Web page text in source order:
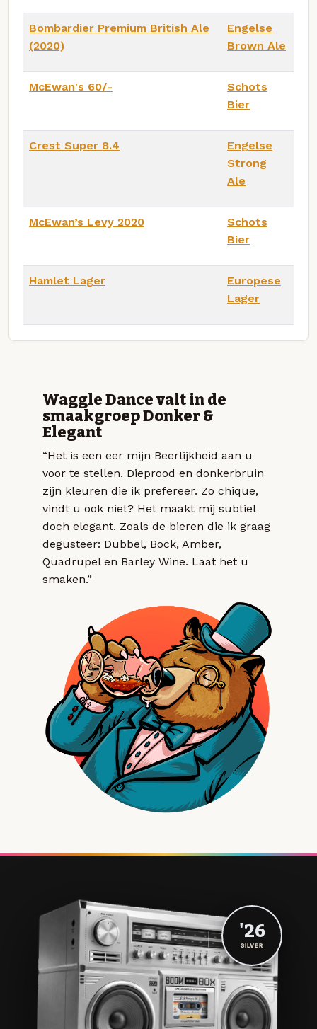
Bombardier Premium British Ale
(2020)
Engelse
Brown Ale
McEwan's 60/-
Schots
Bier
Crest Super 8.4
Engelse
Strong
Ale
McEwan’s Levy 2020
Schots
Bier
Hamlet Lager
Europese
Lager
Waggle Dance valt in de
smaakgroep Donker &
Elegant
“Het is een eer mijn Beerlijkheid aan u
voor te stellen. Dieprood en donkerbruin
zijn kleuren die ik prefereer. Zo chique,
vindt u ook niet? Het maakt mij subtiel
doch elegant. Zoals de bieren die ik graag
degusteer: Dubbel, Bock, Amber,
Quadrupel en Barley Wine. Laat het u
smaken.”
'26
SILVER